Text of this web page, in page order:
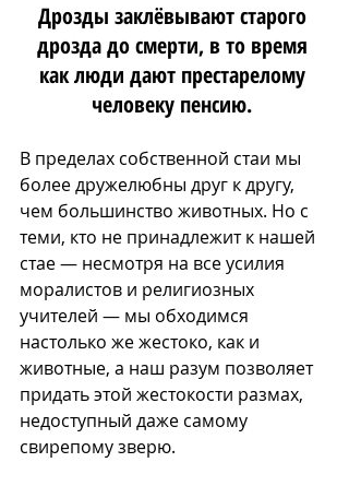
Дрозды заклёвывают старого
дрозда до смерти, в то время
как люди дают престарелому
человеку пенсию.
В пределах собственной стаи мы
более дружелюбны друг к другу,
чем большинство животных. Но с
теми, кто не принадлежит к нашей
стае — несмотря на все усилия
моралистов и религиозных
учителей — мы обходимся
настолько же жестоко, как и
животные, а наш разум позволяет
придать этой жестокости размах,
недоступный даже самому
свирепому зверю.